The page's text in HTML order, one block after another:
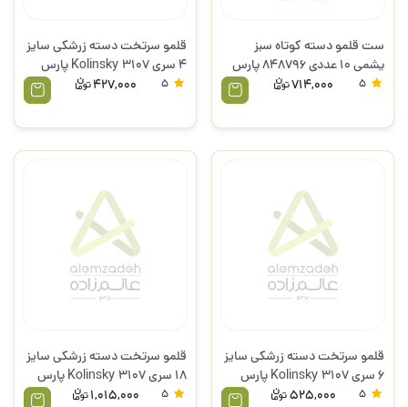
ست قلمو دسته کوتاه سبز
یشمی 10 عددی 848796 پارس
آرت
714,000
قلمو سرتخت دسته زرشکی سایز
4 سری 3107 Kolinsky پارس
آرت
427,000
قلمو سرتخت دسته زرشکی سایز
6 سری 3107 Kolinsky پارس
آرت
525,000
قلمو سرتخت دسته زرشکی سایز
18 سری 3107 Kolinsky پارس
آرت
1,015,000